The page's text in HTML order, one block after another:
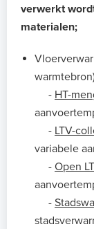
verwerkt
materialen;
- HT-
- LTV-
variabele
- Open
-